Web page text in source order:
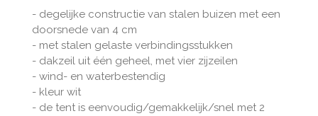
- degelijke constructie van stalen buizen met een
doorsnede van 4 cm
- met stalen gelaste verbindingsstukken
- dakzeil uit één geheel, met vier zijzeilen
- wind- en waterbestendig
- kleur wit
- de tent is eenvoudig/gemakkelijk/snel met 2